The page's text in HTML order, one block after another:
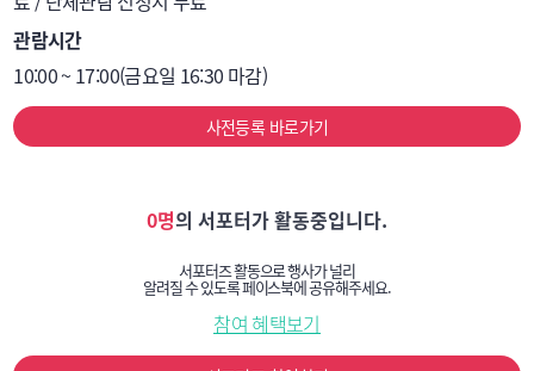
관람시간
10:00 ~ 17:00(금요일 16:30 마감)
사전등록 바로가기
0명의 서포터가 활동중입니다.
서포터즈 활동으로 행사가 널리
알려질 수 있도록 페이스북에 공유해주세요.
참여 혜택보기